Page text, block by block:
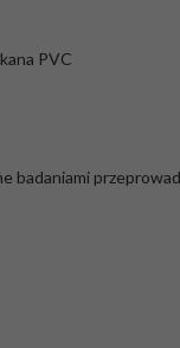
PVC
badaniami